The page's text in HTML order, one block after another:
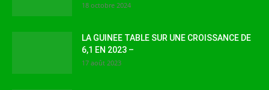
18 octobre 2024
LA GUINEE TABLE SUR UNE CROISSANCE DE
6,1 EN 2023 –
17 août 2023